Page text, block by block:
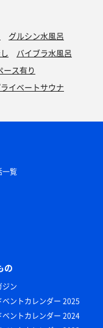
グルシン水風呂
バイブラ水風呂
ース有り
イベートサウナ
一覧
の
ジン
ベントカレンダー 2025
ベントカレンダー 2024